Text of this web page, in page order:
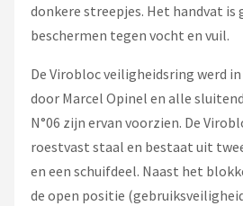
donkere streepjes. Het handvat
beschermen tegen vocht en vuil.
De Virobloc veiligheidsring werd
door Marcel Opinel en alle
N°06 zijn ervan voorzien. De
roestvast staal en bestaat uit
en een schuifdeel. Naast het
de open positie